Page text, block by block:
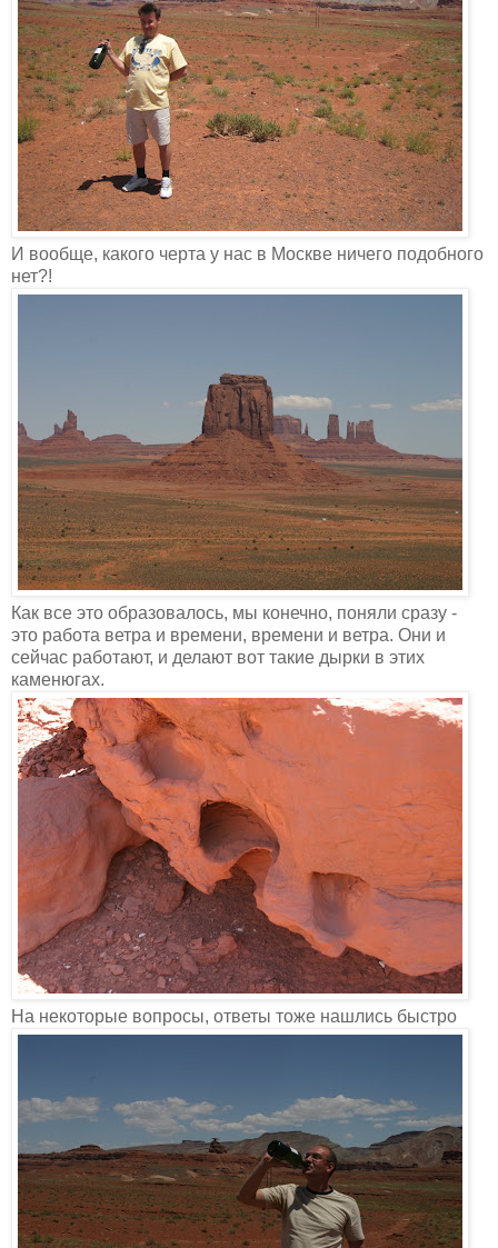
И вообще, какого черта у нас в Москве ничего подобного
нет?!
Как все это образовалось, мы конечно, поняли сразу -
это работа ветра и времени, времени и ветра. Они и
сейчас работают, и делают вот такие дырки в этих
каменюгах.
На некоторые вопросы, ответы тоже нашлись быстро